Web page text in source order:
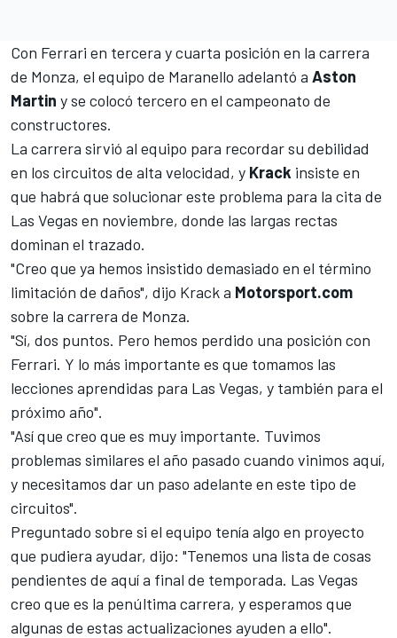
Con Ferrari en tercera y cuarta posición en la carrera
de Monza, el equipo de Maranello adelantó a Aston
Martin y se colocó tercero en el campeonato de
constructores.
La carrera sirvió al equipo para recordar su debilidad
en los circuitos de alta velocidad, y Krack insiste en
que habrá que solucionar este problema para la cita de
Las Vegas en noviembre, donde las largas rectas
dominan el trazado.
"Creo que ya hemos insistido demasiado en el término
limitación de daños", dijo Krack a Motorsport.com
sobre la carrera de Monza.
"Sí, dos puntos. Pero hemos perdido una posición con
Ferrari. Y lo más importante es que tomamos las
lecciones aprendidas para Las Vegas, y también para el
próximo año".
"Así que creo que es muy importante. Tuvimos
problemas similares el año pasado cuando vinimos aquí,
y necesitamos dar un paso adelante en este tipo de
circuitos".
Preguntado sobre si el equipo tenía algo en proyecto
que pudiera ayudar, dijo: "Tenemos una lista de cosas
pendientes de aquí a final de temporada. Las Vegas
creo que es la penúltima carrera, y esperamos que
algunas de estas actualizaciones ayuden a ello".